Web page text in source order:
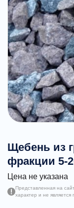
Щебень из
фракции 5-
Цена не указана
Представленная на
характер и не